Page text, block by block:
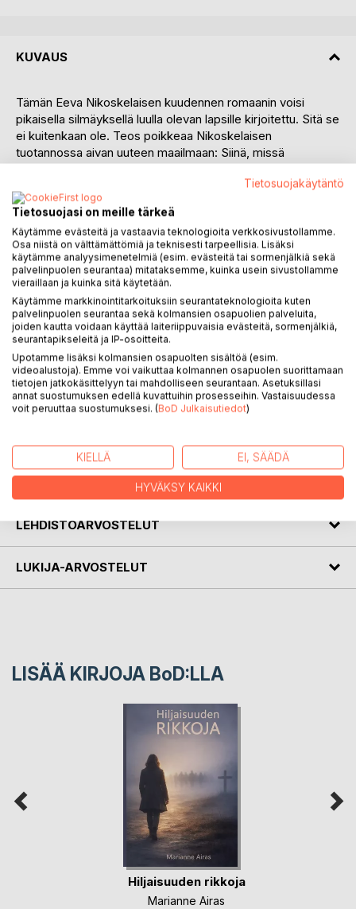
KUVAUS
Tämän Eeva Nikoskelaisen kuudennen romaanin voisi
pikaisella silmäyksellä luulla olevan lapsille kirjoitettu. Sitä se
ei kuitenkaan ole. Teos poikkeaa Nikoskelaisen
tuotannossa aivan uuteen maailmaan: Siinä, missä
terveydenhuoltoalan ongelmien parissa, sijoittuu
Kolopallomaalaisia golfkentälle ja ympäristön metsään,
jossa tarinaansa kertovat citykanit, supikoirat, ketut ja
varikset, jotka toivottavasti haastavat tarinoillaan lukijansa
eettisiin pohdintoihin.
Vaikka kertomuksen päähenkilöt, nuo kaupunkien ja
metsien vihatut tuholaiset, asuvatkin maakoloissa, oivaltaa
lukija varmasti tarinan edetessä raottavansa samalla ihan
tavallisen naapurustoon asettuneen
maahanmuuttajaperheen kotiovea monikulttuurisessa
Suomessa.
Kirjailija lahjoittaa ensipainoksen tekijänpalkkionsa Turun
eläinsuojeluyhdistykselle uuden eläinhoitolan taloudelliseen
LEHDISTÖARVOSTELUT
LUKIJA-ARVOSTELUT
LISÄÄ KIRJOJA BoD:LLA
Hiljaisuuden rikkoja
Marianne Airas
Tietosuojakäytäntö
Tietosuojasi on meille tärkeä
Käytämme evästeitä ja vastaavia teknologioita verkkosivustollamme.
Osa niistä on välttämättömiä ja teknisesti tarpeellisia. Lisäksi
käytämme analyysimenetelmiä (esim. evästeitä tai sormenjälkiä sekä
palvelinpuolen seurantaa) mitataksemme, kuinka usein sivustollamme
vieraillaan ja kuinka sitä käytetään.
Käytämme markkinointitarkoituksiin seurantateknologioita kuten
palvelinpuolen seurantaa sekä kolmansien osapuolien palveluita,
joiden kautta voidaan käyttää laiteriippuvaisia evästeitä, sormenjälkiä,
seurantapikseleitä ja IP-osoitteita.
Upotamme lisäksi kolmansien osapuolten sisältöä (esim.
videoalustoja). Emme voi vaikuttaa kolmannen osapuolen suorittamaan
tietojen jatkokäsittelyyn tai mahdolliseen seurantaan. Asetuksillasi
annat suostumuksen edellä kuvattuihin prosesseihin. Vastaisuudessa
voit peruuttaa suostumuksesi. (BoD Julkaisutiedot)
KIELLÄ EI, SÄÄDÄ
HYVÄKSY KAIKKI